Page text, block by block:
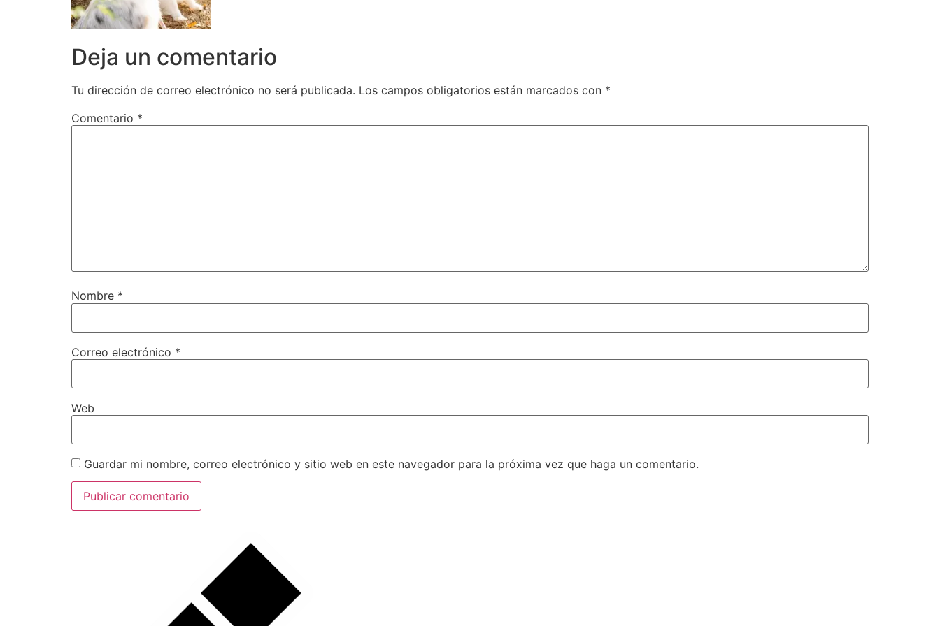
Deja un comentario
Tu dirección de correo electrónico no será publicada. Los campos obligatorios están marcados con *
Comentario *
Nombre *
Correo electrónico *
Web
Guardar mi nombre, correo electrónico y sitio web en este navegador para la próxima vez que haga un comentario.